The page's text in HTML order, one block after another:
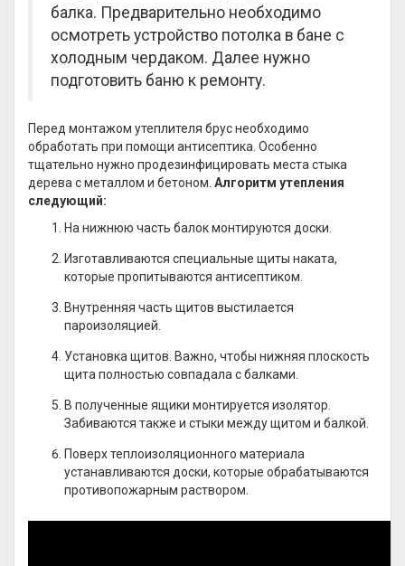
балка. Предварительно необходимо
осмотреть устройство потолка в бане с
холодным чердаком. Далее нужно
подготовить баню к ремонту.
Перед монтажом утеплителя брус необходимо
обработать при помощи антисептика. Особенно
тщательно нужно продезинфицировать места стыка
дерева с металлом и бетоном. Алгоритм утепления
следующий:
На нижнюю часть балок монтируются доски.
Изготавливаются специальные щиты наката,
которые пропитываются антисептиком.
Внутренняя часть щитов выстилается
пароизоляцией.
Установка щитов. Важно, чтобы нижняя плоскость
щита полностью совпадала с балками.
В полученные ящики монтируется изолятор.
Забиваются также и стыки между щитом и балкой.
Поверх теплоизоляционного материала
устанавливаются доски, которые обрабатываются
противопожарным раствором.